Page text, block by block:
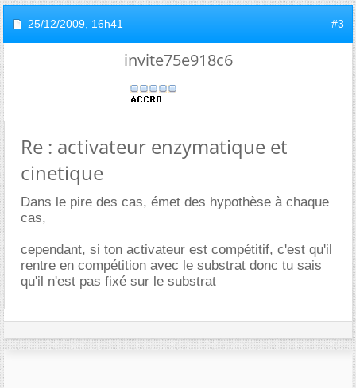
25/12/2009, 16h41 #3
invite75e918c6
Re : activateur enzymatique et
cinetique
Dans le pire des cas, émet des hypothèse à chaque
cas,
cependant, si ton activateur est compétitif, c'est qu'il
rentre en compétition avec le substrat donc tu sais
qu'il n'est pas fixé sur le substrat